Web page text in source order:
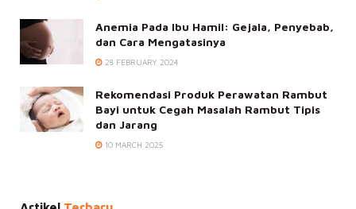
Anemia Pada Ibu Hamil: Gejala, Penyebab,
dan Cara Mengatasinya
28 FEBRUARY 2024
Rekomendasi Produk Perawatan Rambut
Bayi untuk Cegah Masalah Rambut Tipis
dan Jarang
10 MARCH 2025